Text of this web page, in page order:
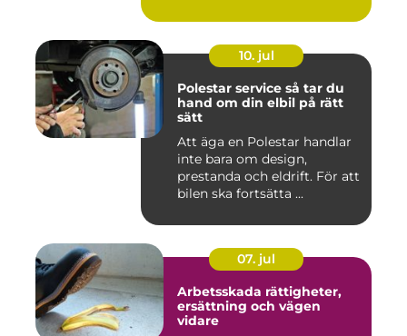
10. jul
Polestar service så tar du
hand om din elbil på rätt
sätt
Att äga en Polestar handlar
inte bara om design,
prestanda och eldrift. För att
bilen ska fortsätta ...
07. jul
Arbetsskada rättigheter,
ersättning och vägen
vidare